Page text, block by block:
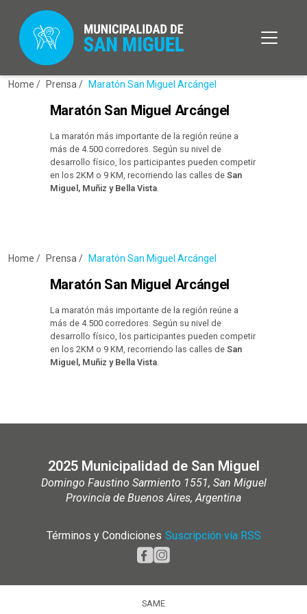
Home / Prensa / Maratón San Miguel Arcángel
Maratón San Miguel Arcángel
La maratón más importante de la región reúne a
más de 4.500 corredores. Según su nivel de
desarrollo físico, los participantes pueden competir
en los 2KM o 9 KM, recorriendo las calles de San
Miguel, Muñiz y Bella Vista.
Home / Prensa / Maratón San Miguel Arcángel
Maratón San Miguel Arcángel
La maratón más importante de la región reúne a
más de 4.500 corredores. Según su nivel de
desarrollo físico, los participantes pueden competir
en los 2KM o 9 KM, recorriendo las calles de San
Miguel, Muñiz y Bella Vista.
2025 Municipalidad de San Miguel
Domingo Faustino Sarmiento 1551, San Miguel
Provincia de Buenos Aires, Argentina
Términos y Condiciones Suscripción vía RSS
SAME